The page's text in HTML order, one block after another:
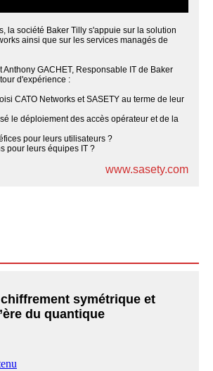
la société Baker Tilly s'appuie sur la solution
ainsi que sur les services managés de
Anthony GACHET, Responsable IT de Baker
d'expérience :
CATO Networks et SASETY au terme de leur
le déploiement des accès opérateur et de la
pour leurs utilisateurs ?
pour leurs équipes IT ?
www.sasety.com
symétrique et
du quantique